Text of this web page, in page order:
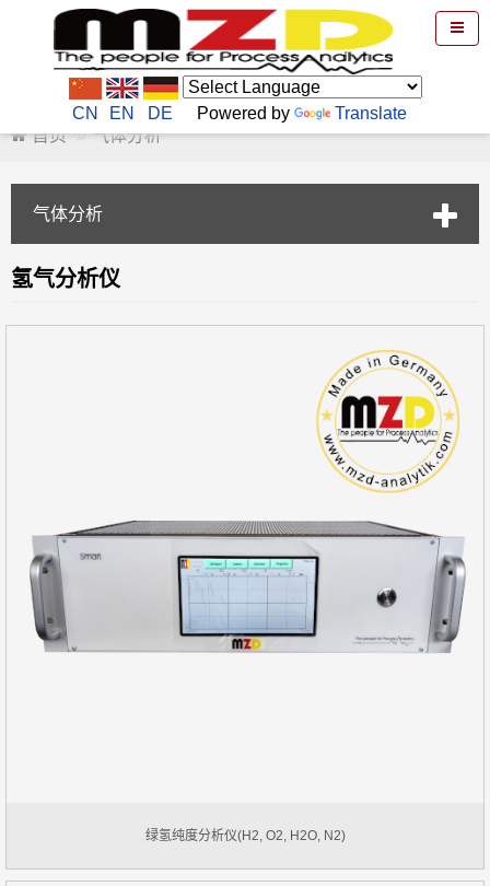
CN EN DE Powered by
Translate
首页
气体分析
气体分析
氢气分析仪
绿氢纯度分析仪(H2, O2, H2O, N2)